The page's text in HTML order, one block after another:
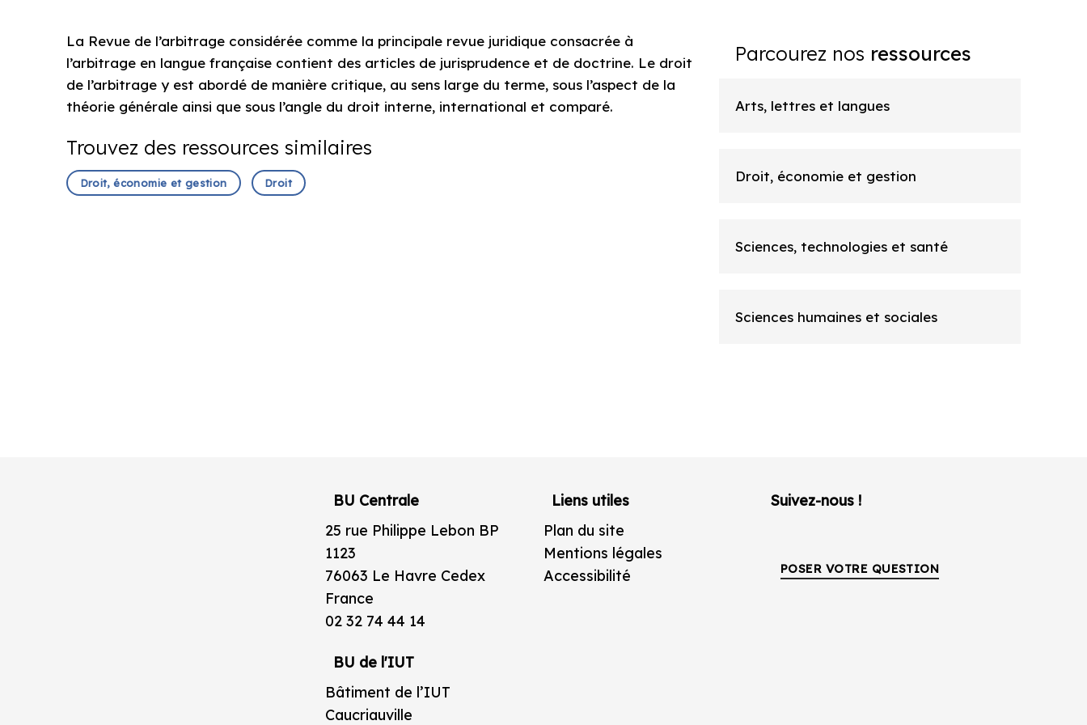
La Revue de l’arbitrage considérée comme la principale revue juridique consacrée à
l’arbitrage en langue française contient des articles de jurisprudence et de doctrine. Le droit
de l’arbitrage y est abordé de manière critique, au sens large du terme, sous l’aspect de la
théorie générale ainsi que sous l’angle du droit interne, international et comparé.
Trouvez des ressources similaires
Droit, économie et gestion Droit
Parcourez nos ressources
Arts, lettres et langues
Droit, économie et gestion
Sciences, technologies et santé
Sciences humaines et sociales
BU Centrale
25 rue Philippe Lebon BP
1123
76063 Le Havre Cedex
France
02 32 74 44 14
BU de l'IUT
Bâtiment de l’IUT
Caucriauville
Liens utiles
Plan du site
Mentions légales
Accessibilité
Suivez-nous !
POSER VOTRE QUESTION